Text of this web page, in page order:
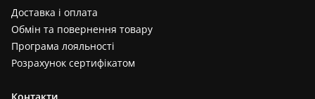
Доставка і оплата
Обмін та повернення товару
Програма лояльності
Розрахунок сертифікатом